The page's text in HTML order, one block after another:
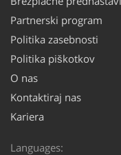
Partnerski program
Politika zasebnosti
Politika piškotkov
O nas
Kontaktiraj nas
Kariera
Languages: